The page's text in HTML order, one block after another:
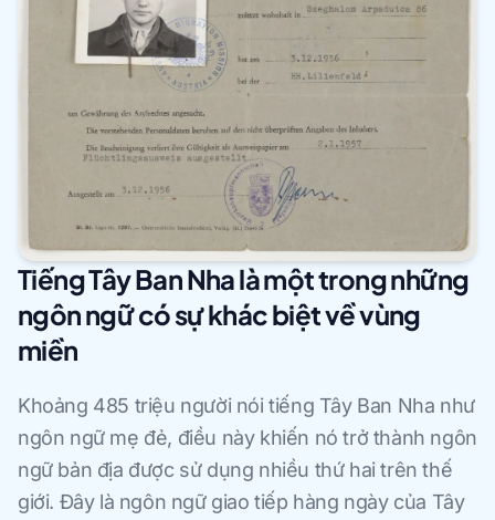
Tiếng Tây Ban Nha là một trong những
ngôn ngữ có sự khác biệt về vùng
miền
Khoảng 485 triệu người nói tiếng Tây Ban Nha như
ngôn ngữ mẹ đẻ, điều này khiến nó trở thành ngôn
ngữ bản địa được sử dụng nhiều thứ hai trên thế
giới. Đây là ngôn ngữ giao tiếp hàng ngày của Tây